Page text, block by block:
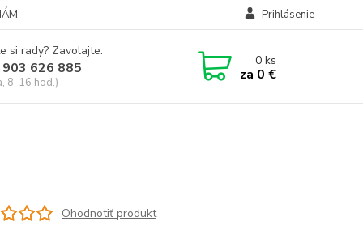
Prihlásenie
si rady? Zavolajte.
626 885
8-16 hod.)
0ks
za 0 €
Ohodnotiť produkt